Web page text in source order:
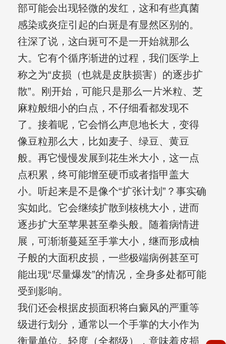
部可能会出现轻微的发红，这和有些真菌
感染或炎症引起的白斑是有显然区别的。
往深了说，这白斑可不是一开始就那么
大。它有个循序渐进的过程，我们医学上
称之为“皮损（也就是皮肤损害）的逐步扩
散”。刚开始，可能只是那么一片米粒、芝
麻粒般细小的白点，不仔细看都发现不
了。接着呢，它会悄么声息地长大，变得
像豆粒那么大，比如麦子、绿豆、黄豆
般。再它慢慢发展到花生米大小，这一点
点积累，终可能增至硬币或者指甲盖大
小。听起来是不是像个“扩张计划”？事实确
实如此。它会继续扩散到核桃大小，进而
逐步扩大至苹果甚至拳头般。随着病情进
展，可渐渐蔓延至手掌大小，继而形成柚
子般的大面积皮损，一些极端病例甚至可
能出现“尽量爆发”的情况，全身多处都可能
受到影响。
我们还会根据皮损面积将白癜风的严重等
级进行划分，通常以一个手掌的大小作为
衡量单位。轻度（全都级），意味着皮损